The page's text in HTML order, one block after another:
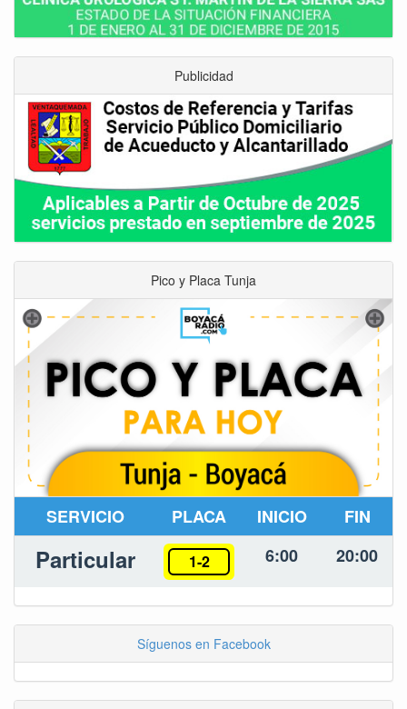
Publicidad
Pico y Placa Tunja
SERVICIO PLACA INICIO FIN
Particular 1-2 6:00 20:00
Síguenos en Facebook